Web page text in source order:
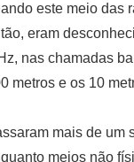
este meio das
eram
nas chamadas
metros e os 10
mais de um
meios não